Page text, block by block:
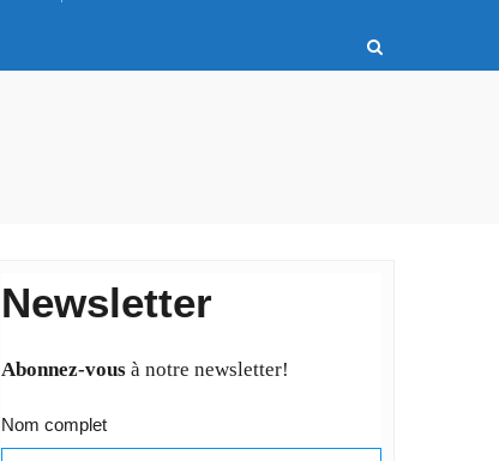
Newsletter
Abonnez-vousà notre newsletter!
Nom complet